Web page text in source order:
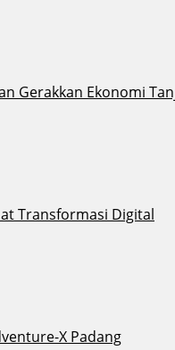
Gerakkan Ekonomi
Transformasi Digital
X Padang